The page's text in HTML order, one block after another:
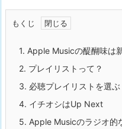
もくじ
1. Apple Musicの醍醐味は
2. プレイリストって？
3. 必聴プレイリストを選ぶ
4. イチオシはUp Next
5. Apple Musicのラジオ的